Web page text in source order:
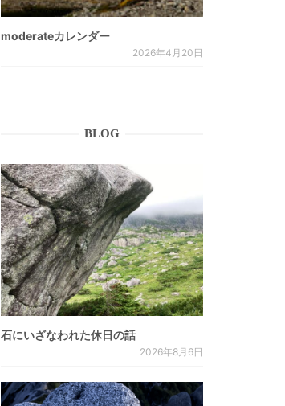
moderateカレンダー
2026年4月20日
BLOG
石にいざなわれた休日の話
2026年8月6日